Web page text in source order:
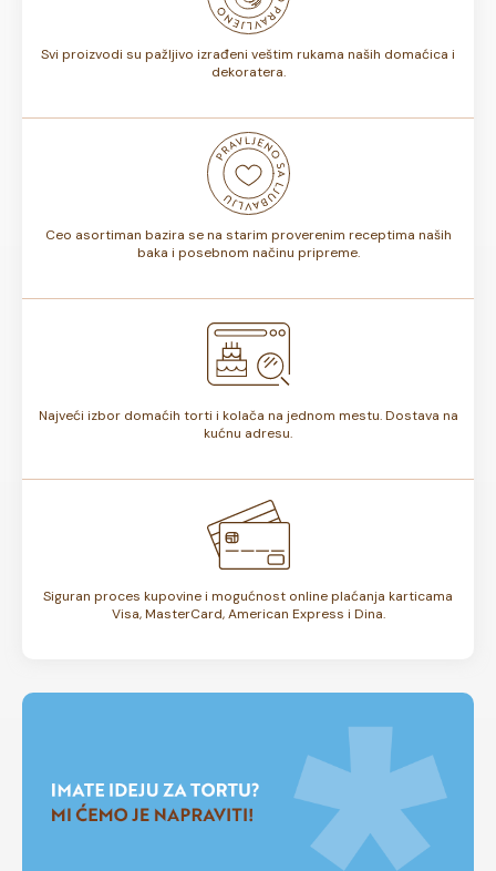
Svi proizvodi su pažljivo izrađeni veštim rukama naših domaćica i
dekoratera.
Ceo asortiman bazira se na starim proverenim receptima naših
baka i posebnom načinu pripreme.
Najveći izbor domaćih torti i kolača na jednom mestu. Dostava na
kućnu adresu.
Siguran proces kupovine i mogućnost online plaćanja karticama
Visa, MasterCard, American Express i Dina.